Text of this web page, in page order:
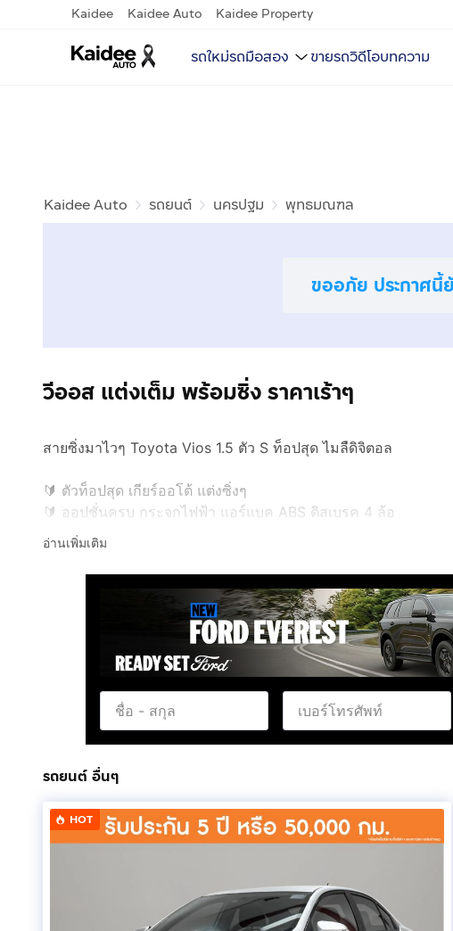
Kaidee Kaidee Auto Kaidee Property
รถใหม่รถมือสอง ขายรถวิดีโอบทความ
Kaidee Auto รถยนต์ นครปฐม พุทธมณฑล
ขออภัย ประกาศนี้
วีออส แต่งเต็ม พร้อมซิ่ง ราคาเร้าๆ
สายซิ่งมาไวๆ Toyota Vios 1.5 ตัว S ท็อปสุด ไมลืดิจิตอล
🔰 ตัวท็อปสุด เกียร์ออโต้ แต่งซิ่งๆ
🔰 ออปชั่นครบ กระจกไฟฟ้า แอร์แบค ABS ดิสเบรค 4 ล้อ
🔰 เรือนไมล์ดิจิตอล ตัวท็อป
🔰 ดิฟฟี่ 5 ตัว วัดค่าได้จริง + วัดรอบใหญ่ 1 ตัว
🔰 ค้ำ K โหลดหน้าหลัง 1.5 นิ้ว
🔰 แม็ก Yusta ขอบ 15" ไร้รอย ยางดอกแน่นๆ
🔰 สีน้ำเงินเดิมคลีนๆ ปลายท่อ Nitto ไส้เกลียวลั่นๆ
อ่านเพิ่มเติม
รถยนต์ อื่นๆ
HOT